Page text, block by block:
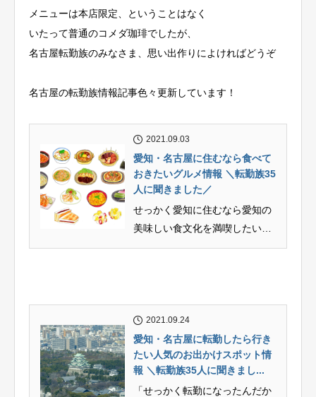
メニューは本店限定、ということはなく
いたって普通のコメダ珈琲でしたが、
名古屋転勤族のみなさま、思い出作りによければどうぞ
名古屋の転勤族情報記事色々更新しています！
2021.09.03
愛知・名古屋に住むなら食べて
おきたいグルメ情報 ＼転勤族35
人に聞きました／
せっかく愛知に住むなら愛知の
美味しい食文化を満喫したいで
すよね。なかなか外食がしにく
2021.09.24
愛知・名古屋に転勤したら行き
たい人気のお出かけスポット情
報 ＼転勤族35人に聞きまし...
「せっかく転勤になったんだか